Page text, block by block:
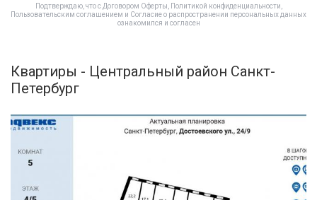
Подтверждаю, что с Договором Оферты Политикой конфиденциальности
Пользовательским соглашением и Согласие о распространении персональных данных
ознакомился и согласен
Квартиры - Центральный район Санкт-
Петербург